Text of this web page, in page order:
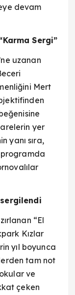
devam
Sergi”
uzanan
Mert
yer
yanı sıra,
programda
“El
Kızlar
yıl boyunca
tam not
ve
çeken